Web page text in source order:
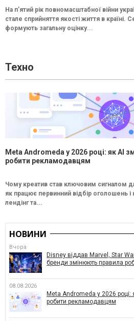
На п’ятий рік повномасштабної війни
стале сприйняття якості життя в
формують загальну оцінку...
Техно
Meta Andromeda у 2026 році: як AI
робити рекламодавцям
Чому креатив став ключовим сигналом
як працює первинний відбір оголошень
лендінг та...
НОВИНИ
Вчора
Disney віддав Marvel, Star
бренди змінюють правила
08.08.2026
Meta Andromeda у 2026 році:
робити рекламодавцям